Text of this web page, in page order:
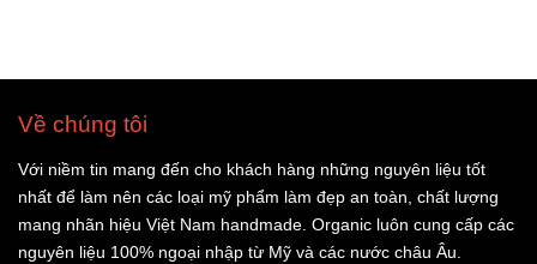
Về chúng tôi
Với niềm tin mang đến cho khách hàng những nguyên liệu tốt
nhất để làm nên các loại mỹ phẩm làm đẹp an toàn, chất lượng
mang nhãn hiệu Việt Nam handmade. Organic luôn cung cấp các
nguyên liệu 100% ngoại nhập từ Mỹ và các nước châu Âu.